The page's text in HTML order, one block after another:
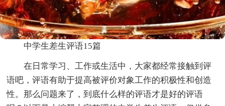
中学生差生评语15篇
在日常学习、工作或生活中，大家都经常接触到评
语吧，评语有助于提高被评价对象工作的积极性和创造
性。那么问题来了，到底什么样的评语才是好的评语